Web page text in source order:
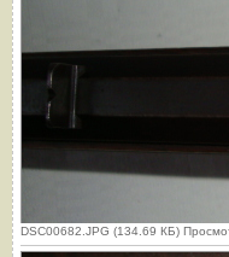
DSC00682.JPG (134.69 КБ)